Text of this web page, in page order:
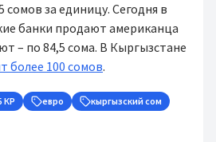
сомов за единицу. Сегодня в
банки продают американца
– по 84,5 сома. В Кыргызстане
более 100 сомов.
КР евро
кыргызский сом